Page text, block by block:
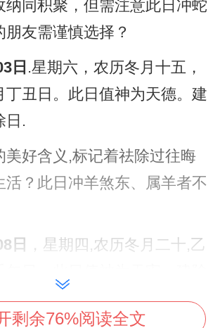
纳同积聚，但需注意此日冲蛇
友需谨慎选择？
日 .星期六，农历冬月十五，
丁丑日。此日值神为天德。建
日.
美好含义,标记着祛除过往晦
活？此日冲羊煞东、属羊者不
日
，星期四,农历冬月二十,乙
，寓意着掌控与稳定；利于家
剩余76%阅读全文